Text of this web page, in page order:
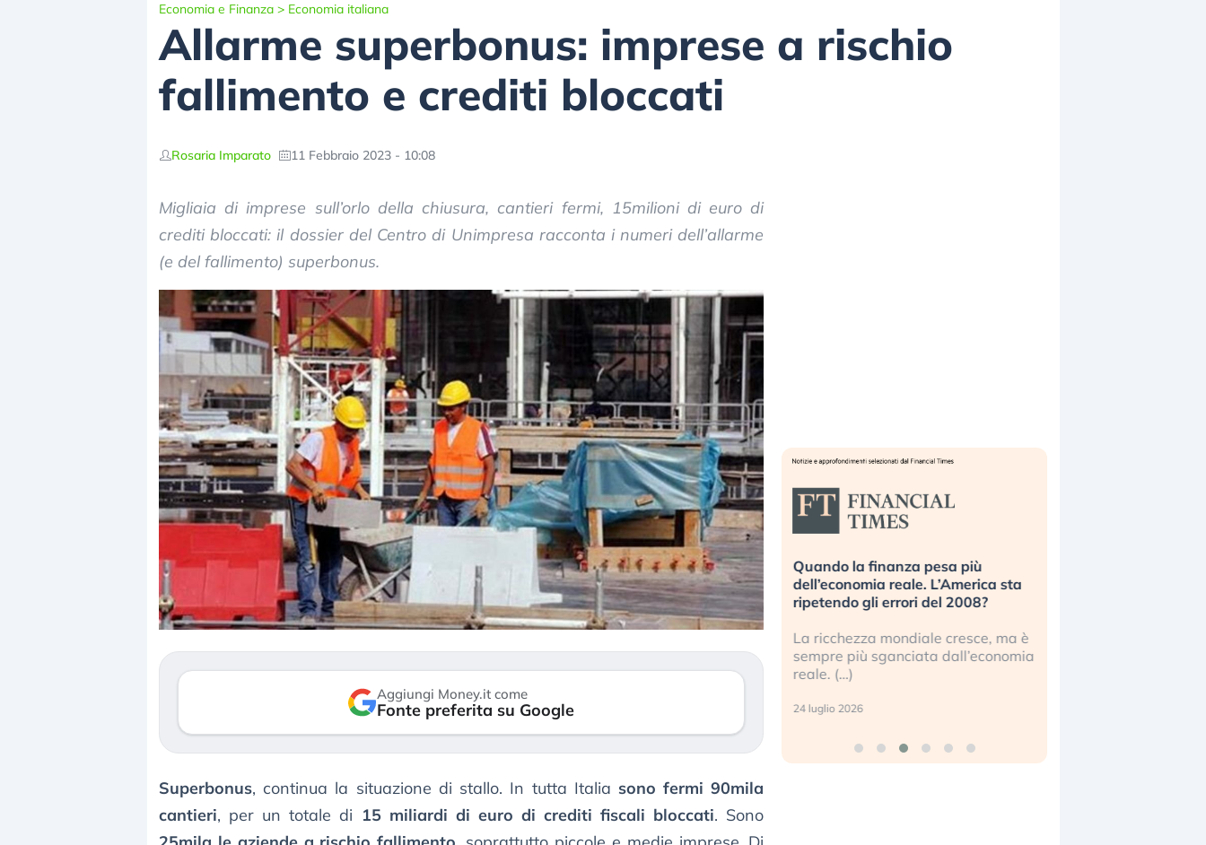
Economia e Finanza > Economia italiana
Allarme superbonus: imprese a rischio
fallimento e crediti bloccati
Rosaria Imparato 11 Febbraio 2023 - 10:08
Migliaia di imprese sull’orlo della chiusura, cantieri fermi, 15milioni di euro di
crediti bloccati: il dossier del Centro di Unimpresa racconta i numeri dell’allarme
(e del fallimento) superbonus.
Aggiungi Money.it come
Fonte preferita su Google
Superbonus, continua la situazione di stallo. In tutta Italia sono fermi 90mila
cantieri, per un totale di 15 miliardi di euro di crediti fiscali bloccati. Sono
Dalle valutazioni estreme alla
correzione. Cosa sta guidando il
repricing degli asset?
mostrando segni di stanchezza
verso le (…)
«La mia vita è rovinata». Investitori
in preda al panico dopo lo scoppio
della bolla AI
Kospi, mentre gli investitori retail (…)
30 luglio 2026
Quando la finanza pesa più
dell’economia reale. L’America sta
ripetendo gli errori del 2008?
La ricchezza mondiale cresce, ma è
sempre più sganciata dall’economia
reale. (…)
24 luglio 2026